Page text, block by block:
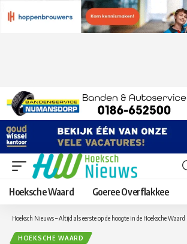
Hoeksche Waard Goeree Overflakkee
Hoeksch Nieuws – Altijd als eerste op de hoogte in de Hoeksche Waard
HOEKSCHE WAARD